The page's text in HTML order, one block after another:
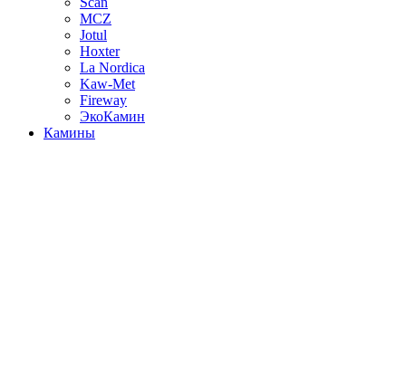
MCZ
Jotul
Hoxter
La Nordica
Kaw-Met
Fireway
ЭкоКамин
Камины